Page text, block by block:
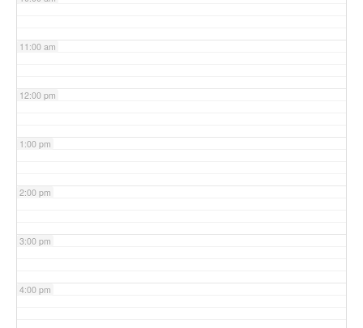
11:00 am
12:00 pm
1:00 pm
2:00 pm
3:00 pm
4:00 pm